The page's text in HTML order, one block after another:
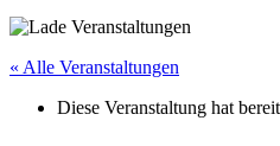
« Alle Veranstaltungen
Diese Veranstaltung hat